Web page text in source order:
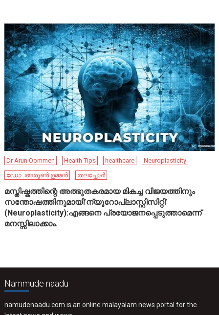
Dr Arun Oommen Health Tips healthcare
Neuroplasticity
ഡോ .അരുൺ ഉമ്മൻ
തലച്ചോർ
മസ്തിഷ്കത്തിന്റെ അത്ഭുതകരമായ മികച്ച വിജയത്തിനും
സന്തോഷത്തിനുമായി’ന്യൂറോപ്ലാസ്റ്റിസിറ്റി’
(Neuroplasticity):എങ്ങനെ പ്രയോജനപ്പെടുത്താമെന്ന്
മനസ്സിലാക്കാം.
Nammude naadu
namudenaadu.com is an online malayalam news portal for the